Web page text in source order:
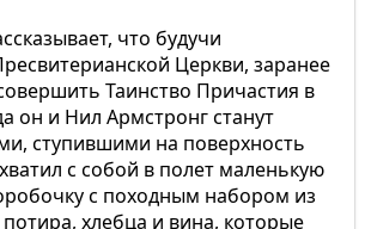
что будучи
Церкви, заранее
Таинство Причастия в
он и Нил Армстронг станут
ступившими на поверхность
с собой в полет маленькую
с походным набором из
хлебца и вина, которые